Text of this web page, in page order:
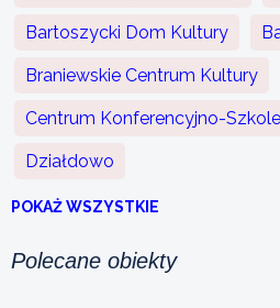
Bartoszycki Dom Kultury
Braniewskie Centrum Kultury
Centrum Konferencyjno-
Działdowo
POKAŻ WSZYSTKIE
Polecane obiekty